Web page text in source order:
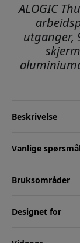
ALOGIC
utganger,
Beskrivelse
Vanlige spørsmål
Bruksområder
Designet for